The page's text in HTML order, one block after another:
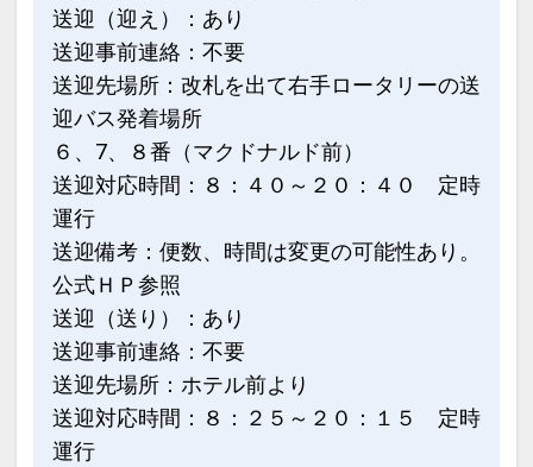
送迎（迎え）：あり
送迎事前連絡：不要
送迎先場所：改札を出て右手ロータリーの送
迎バス発着場所
６、7、８番（マクドナルド前）
送迎対応時間：８：４０～２０：４０ 定時
運行
送迎備考：便数、時間は変更の可能性あり。
公式ＨＰ参照
送迎（送り）：あり
送迎事前連絡：不要
送迎先場所：ホテル前より
送迎対応時間：８：２５～２０：１５ 定時
運行